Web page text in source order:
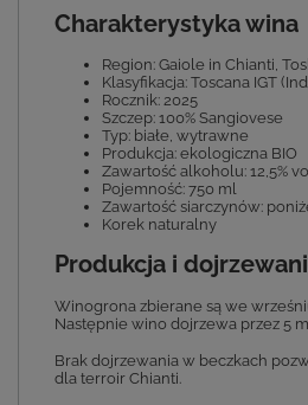
Charakterystyka wina
Region: Gaiole in Chianti,
Klasyfikacja: Toscana IGT
Rocznik: 2025
Szczep: 100% Sangiovese
Typ: białe, wytrawne
Produkcja: ekologiczna BIO
Zawartość alkoholu: 12,5%
Pojemność: 750 ml
Zawartość siarczynów:
Korek naturalny
Produkcja i
Winogrona zbierane są we
Następnie wino dojrzewa przez 5
Brak dojrzewania w beczkach
dla terroir Chianti.